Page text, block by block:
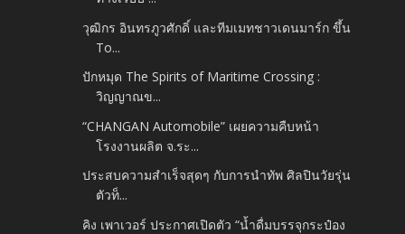
วุฒิกร อินทรภูวศักดิ์ และทีมเมทชาวเดนมาร์ก ขึ้น
To...
ปักหมุด The Spirits of Maritime Crossing :
วิญญาณข...
“CHANGAN Automobile” เผยความคืบหน้า
โรงงานผลิต จ.ระ...
ประสบความสำเร็จสุดๆ กับการนำทัพ ศิลปินวัยรุ่น
ตัวท็...
คิง เพาเวอร์ ประกาศเปิดตัว “น้ำดื่มบรรจุกระป๋อง